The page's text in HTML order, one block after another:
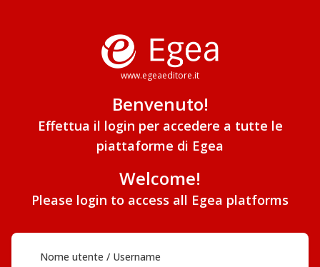
www.egeaeditore.it
Benvenuto!
Effettua il login per accedere a tutte le
piattaforme di Egea
Welcome!
Please login to access all Egea platforms
Nome utente / Username